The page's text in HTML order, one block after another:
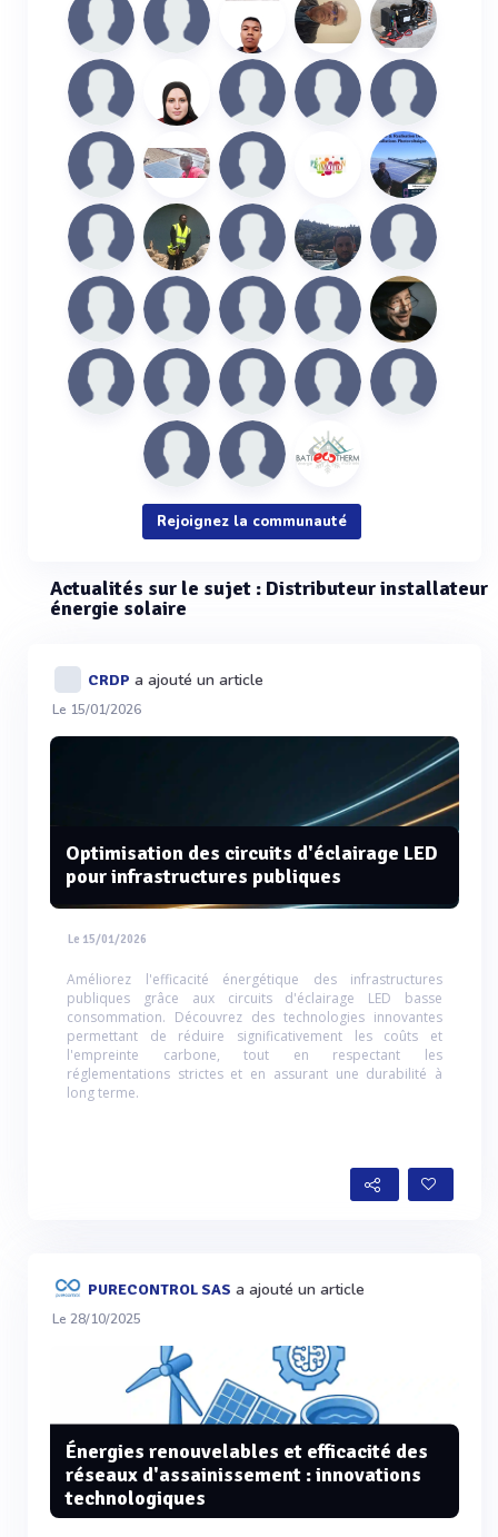
Rejoignez la communauté
Actualités sur le sujet : Distributeur installateur
énergie solaire
CRDP a ajouté un article
Le 15/01/2026
Optimisation des circuits d'éclairage LED
pour infrastructures publiques
Le 15/01/2026
Améliorez l'efficacité énergétique des infrastructures
publiques grâce aux circuits d'éclairage LED basse
consommation. Découvrez des technologies innovantes
permettant de réduire significativement les coûts et
l'empreinte carbone, tout en respectant les
réglementations strictes et en assurant une durabilité à
long terme.
PURECONTROL SAS a ajouté un article
Le 28/10/2025
Énergies renouvelables et efficacité des
réseaux d'assainissement : innovations
technologiques